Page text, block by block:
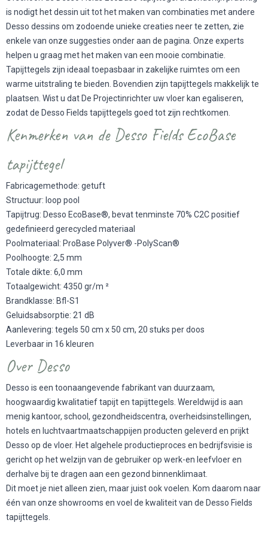
is nodigt het dessin uit tot het maken van combinaties met andere
Desso dessins om zodoende unieke creaties neer te zetten, zie
enkele van onze suggesties onder aan de pagina. Onze experts
helpen u graag met het maken van een mooie combinatie.
Tapijttegels zijn ideaal toepasbaar in zakelijke ruimtes om een
warme uitstraling te bieden. Bovendien zijn tapijttegels makkelijk te
plaatsen. Wist u dat De Projectinrichter uw vloer kan egaliseren,
zodat de Desso Fields tapijttegels goed tot zijn rechtkomen.
Kenmerken van de Desso Fields EcoBase
tapijttegel
Fabricagemethode: getuft
Structuur: loop pool
Tapijtrug: Desso EcoBase®, bevat tenminste 70% C2C positief
gedefinieerd gerecycled materiaal
Poolmateriaal: ProBase Polyver® -PolyScan®
Poolhoogte: 2,5 mm
Totale dikte: 6,0 mm
Totaalgewicht: 4350 gr/m ²
Brandklasse: Bfl-S1
Geluidsabsorptie: 21 dB
Aanlevering: tegels 50 cm x 50 cm, 20 stuks per doos
Leverbaar in 16 kleuren
Over Desso
Desso is een toonaangevende fabrikant van duurzaam,
hoogwaardig kwalitatief tapijt en tapijttegels. Wereldwijd is aan
menig kantoor, school, gezondheidscentra, overheidsinstellingen,
hotels en luchtvaartmaatschappijen producten geleverd en prijkt
Desso op de vloer. Het algehele productieproces en bedrijfsvisie is
gericht op het welzijn van de gebruiker op werk-en leefvloer en
derhalve bij te dragen aan een gezond binnenklimaat.
Dit moet je niet alleen zien, maar juist ook voelen. Kom daarom naar
één van onze showrooms en voel de kwaliteit van de Desso Fields
tapijttegels.